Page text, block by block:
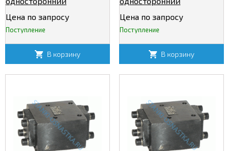
Цена по запросу
Поступление
В корзину
Цена по запросу
Поступление
В корзину